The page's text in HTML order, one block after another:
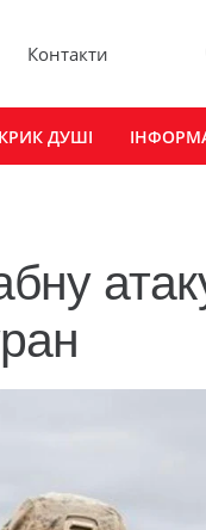
Контакти
КРИК ДУШІ